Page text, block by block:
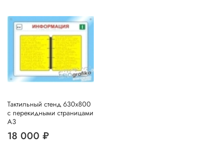
Тактильный стенд 630х800
с перекидными страницами
А3
18 000 ₽